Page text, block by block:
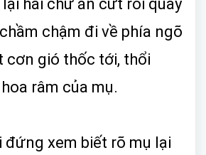
hai chữ ăn cứt rồi quay
chậm đi về phía ngõ
cơn gió thốc tới, thổi
râm của mụ.
xem biết rõ mụ lại